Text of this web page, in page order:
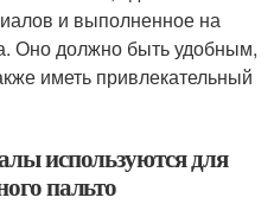
и выполненное на
Оно должно быть удобным,
иметь привлекательный
используются для
пальто